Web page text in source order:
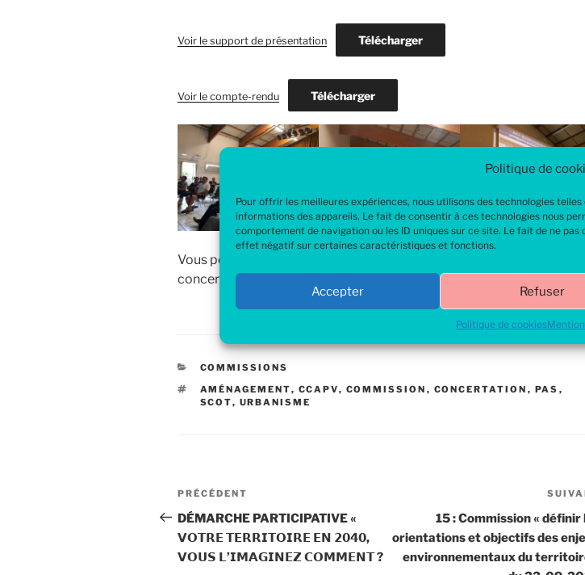
Politique de
Pour offrir les meilleures expériences, nous utilisons des technologies
informations des appareils. Le fait de consentir à ces technologies nous
comportement de navigation ou les ID uniques sur ce site. Le fait de ne
effet négatif sur certaines caractéristiques et fonctions.
Accepter Refuser
Politique de cookies
Voir le support de présentation Télécharger
Voir le compte-rendu Télécharger
Vous pourrez retrouver également l’intégralité des résultats de la
concertation publique
dans les prochains jours.
CATÉGORIES
COMMISSIONS
ÉTIQUETTES
AMÉNAGEMENT, CCAPV, COMMISSION , CONCERTATION , PAS ,
SCOT, URBANISME
Navigation
de
l’article
Article
précédent
PRÉCÉDENT
DÉMARCHE PARTICIPATIVE «
𝗩𝗢𝗧𝗥𝗘 𝗧𝗘𝗥𝗥𝗜𝗧𝗢𝗜𝗥𝗘 𝗘𝗡 𝟮𝟬𝟰𝟬,
𝗩𝗢𝗨𝗦 𝗟’𝗜𝗠𝗔𝗚𝗜𝗡𝗘𝗭 𝗖𝗢𝗠𝗠𝗘𝗡𝗧 ?
15 : Commission « définir
orientations et objectifs des
environnementaux du